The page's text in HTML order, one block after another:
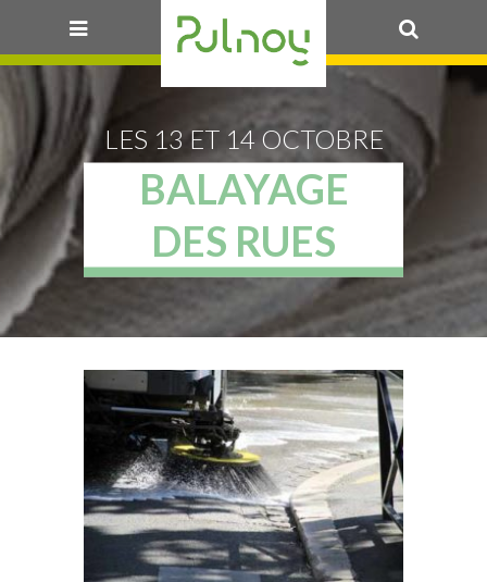
LES 13 ET 14 OCTOBRE
BALAYAGE
DES RUES